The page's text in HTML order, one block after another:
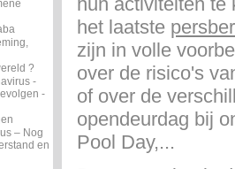
?
-
-
– Nog
en
het laatste
zijn in volle
over de risico's
of over de
opendeurdag bij
Pool Day,...